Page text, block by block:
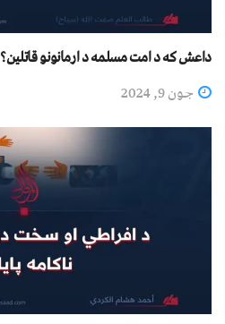
داعش که د امت مسلمه د ارمانونو قاتلین؟
جون 9, 2024